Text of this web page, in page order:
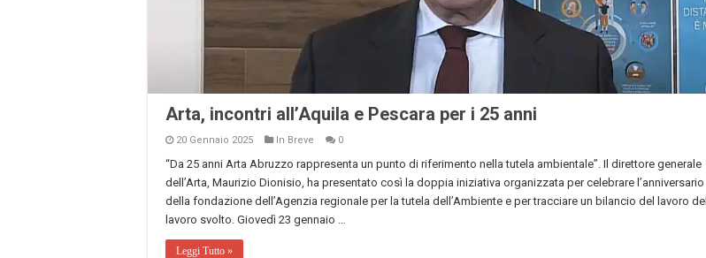
Arta, incontri all’Aquila e Pescara per i 25 anni
20 Gennaio 2025 In Breve 0
“Da 25 anni Arta Abruzzo rappresenta un punto di riferimento nella tutela ambientale”. Il direttore generale
dell’Arta, Maurizio Dionisio, ha presentato così la doppia iniziativa organizzata per celebrare l’anniversario
della fondazione dell’Agenzia regionale per la tutela dell’Ambiente e per tracciare un bilancio del lavoro del
lavoro svolto. Giovedì 23 gennaio …
Leggi Tutto »